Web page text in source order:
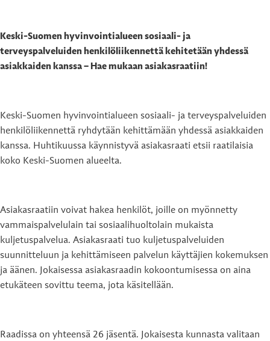
Keski-Suomen hyvinvointialueen sosiaali- ja
terveyspalveluiden henkilöliikennettä kehitetään yhdessä
asiakkaiden kanssa – Hae mukaan asiakasraatiin!
Keski-Suomen hyvinvointialueen sosiaali- ja terveyspalveluiden
henkilöliikennettä ryhdytään kehittämään yhdessä asiakkaiden
kanssa. Huhtikuussa käynnistyvä asiakasraati etsii raatilaisia
koko Keski-Suomen alueelta.
Asiakasraatiin voivat hakea henkilöt, joille on myönnetty
vammaispalvelulain tai sosiaalihuoltolain mukaista
kuljetuspalvelua. Asiakasraati tuo kuljetuspalveluiden
suunnitteluun ja kehittämiseen palvelun käyttäjien kokemuksen
ja äänen. Jokaisessa asiakasraadin kokoontumisessa on aina
etukäteen sovittu teema, jota käsitellään.
Raadissa on yhteensä 26 jäsentä. Jokaisesta kunnasta valitaan